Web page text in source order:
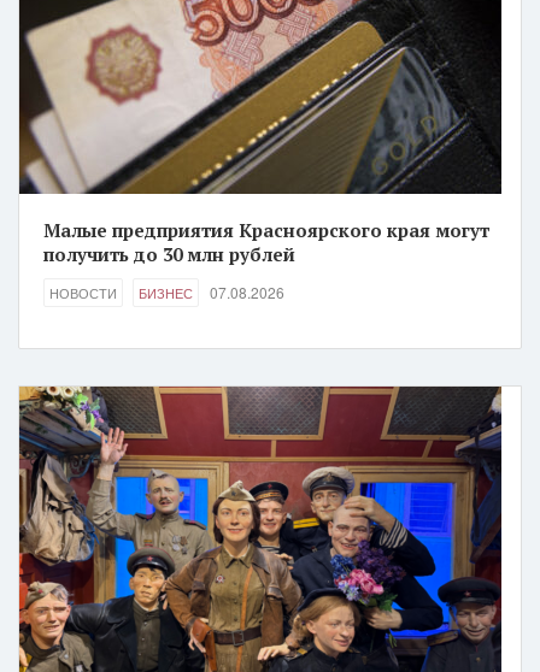
Малые предприятия Красноярского края могут
получить до 30 млн рублей
НОВОСТИ БИЗНЕС 07.08.2026